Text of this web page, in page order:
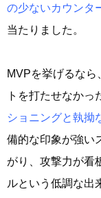
の少ないカウンタ
当たりました。
MVPを挙げるな
トを打たせなかっ
ショニングと執拗
備的な印象が強い
がり、攻撃力が看
ルという低調な出